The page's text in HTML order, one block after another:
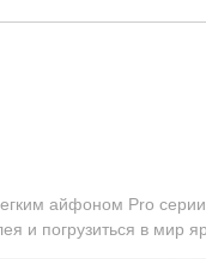
айфоном Pro
и погрузиться в мир